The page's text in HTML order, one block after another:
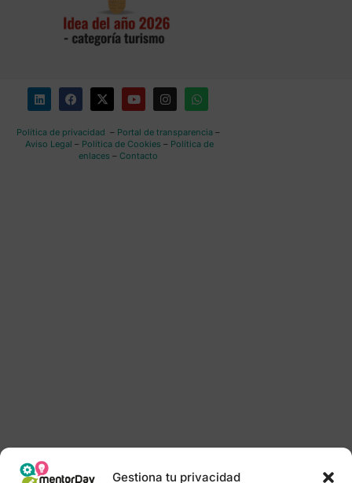
Gestiona tu privacidad
Política de privacidad – Portal de transparencia–
Aviso Legal – Política de Cookies – Política de
enlaces – Contacto